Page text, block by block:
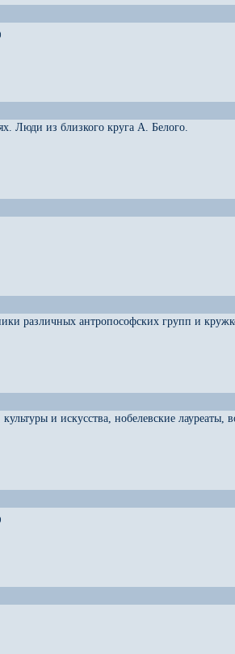
Люди из близкого круга А. Белого.
различных антропософских групп и
и искусства, нобелевские